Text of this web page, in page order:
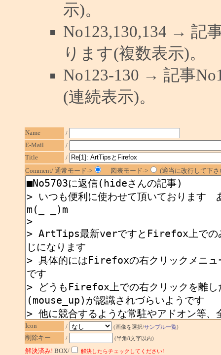
示)。
No123,130,134 → 記
ります(複数表示)。
No123-130 → 記事
(連続表示)。
Name
/
E-Mail
/
Title
/
Comment/ 通常モード->
図表モード-> (適当に改行して下
Icon / (画像を選択/サンプル一覧)
削除キー / (半角8文字以内)
解決済み! BOX/ 解決したらチェックしてください!